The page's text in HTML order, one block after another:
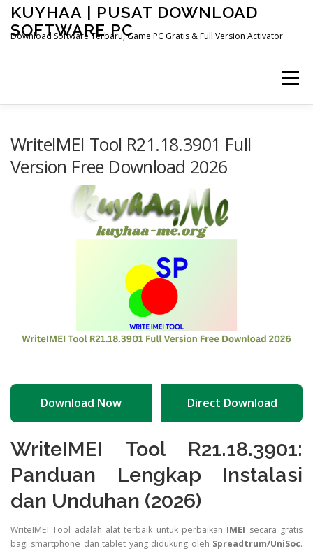
Skip
content
KUYHAA | PUSAT DOWNLOAD
SOFTWARE PC
Download Software Terbaru, Game PC Gratis & Full Version Activator
Menu
OTHER PAGES
WriteIMEI Tool R21.18.3901 Full
Version Free Download 2026
Download Now Direct Download
WriteIMEI Tool R21.18.3901:
Panduan Lengkap Instalasi
dan Unduhan (2026)
WriteIMEI Tool adalah alat terbaik untuk perbaikan IMEI secara gratis
bagi smartphone dan tablet yang didukung oleh Spreadtrum/UniSoc.